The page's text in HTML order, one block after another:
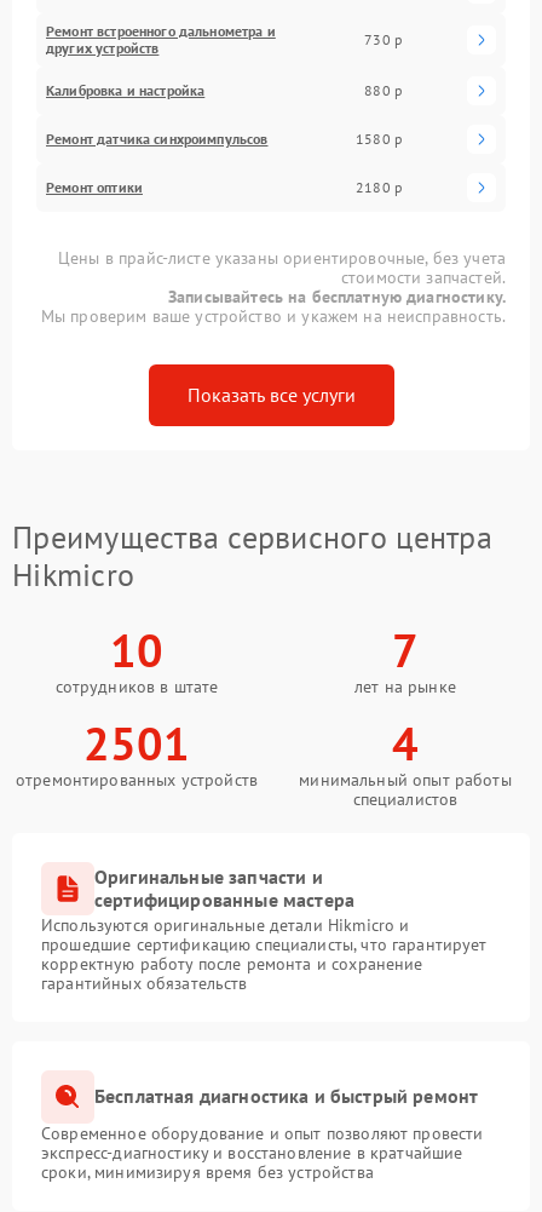
Ремонт встроенного дальнометра и
других устройств
730 р
Калибровка и настройка 880 р
Ремонт датчика синхроимпульсов 1580 р
Ремонт оптики 2180 р
Цены в прайс-листе указаны ориентировочные, без учета
стоимости запчастей.
Записывайтесь на бесплатную диагностику.
Мы проверим ваше устройство и укажем на неисправность.
Показать все услуги
Преимущества сервисного центра
Hikmicro
10
сотрудников в штате
7
лет на рынке
2501
отремонтированных устройств
4
минимальный опыт работы
специалистов
Оригинальные запчасти и
сертифицированные мастера
Используются оригинальные детали Hikmicro и
прошедшие сертификацию специалисты, что гарантирует
корректную работу после ремонта и сохранение
гарантийных обязательств
Бесплатная диагностика и быстрый ремонт
Современное оборудование и опыт позволяют провести
экспресс-диагностику и восстановление в кратчайшие
сроки, минимизируя время без устройства